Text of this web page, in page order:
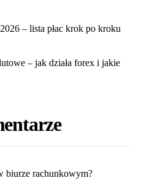
– lista płac krok po kroku
– jak działa forex i jakie
biurze rachunkowym?